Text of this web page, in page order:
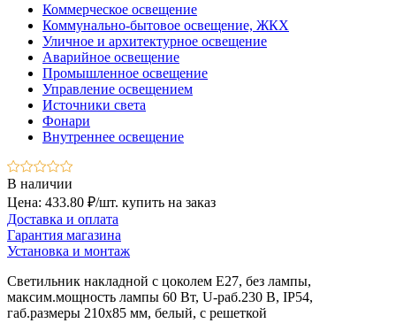
Коммерческое освещение
Коммунально-бытовое освещение, ЖКХ
Уличное и архитектурное освещение
Аварийное освещение
Промышленное освещение
Управление освещением
Источники света
Фонари
Внутреннее освещение
В наличии
Цена: 433.80 ₽/шт. купить на заказ
Доставка и оплата
Гарантия магазина
Установка и монтаж
Светильник накладной с цоколем Е27, без лампы,
максим.мощность лампы 60 Вт, U-раб.230 В, IP54,
габ.размеры 210х85 мм, белый, с решеткой